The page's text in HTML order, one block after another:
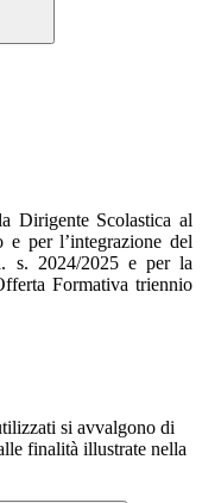
Dirigente Scolastica al
e per l’integrazione del
s. 2024/2025 e per la
Formativa triennio
si avvalgono di
finalità illustrate nella